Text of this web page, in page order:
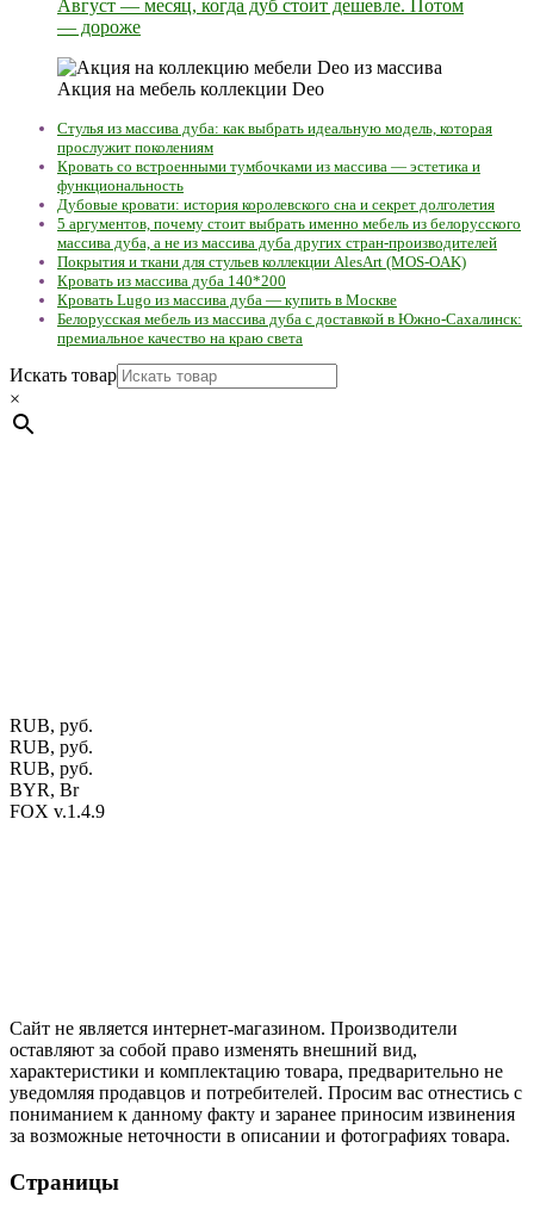
Август — месяц, когда дуб стоит дешевле. Потом
— дороже
Акция на мебель коллекции Deo
Стулья из массива дуба: как выбрать идеальную модель, которая
прослужит поколениям
Кровать со встроенными тумбочками из массива — эстетика и
функциональность
Дубовые кровати: история королевского сна и секрет долголетия
5 аргументов, почему стоит выбрать именно мебель из белорусского
массива дуба, а не из массива дуба других стран-производителей
Покрытия и ткани для стульев коллекции AlesArt (MOS-OAK)
Кровать из массива дуба 140*200
Кровать Lugo из массива дуба — купить в Москве
Белорусская мебель из массива дуба с доставкой в Южно-Сахалинск:
премиальное качество на краю света
Искать товар
×
RUB, руб.
RUB, руб.
RUB, руб.
BYR, Br
FOX v.1.4.9
Сайт не является интернет-магазином. Производители
оставляют за собой право изменять внешний вид,
характеристики и комплектацию товара, предварительно не
уведомляя продавцов и потребителей. Просим вас отнестись с
пониманием к данному факту и заранее приносим извинения
за возможные неточности в описании и фотографиях товара.
Страницы